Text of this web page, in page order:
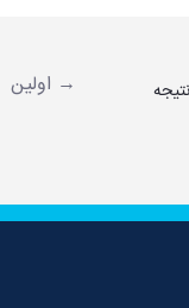
→ اولین